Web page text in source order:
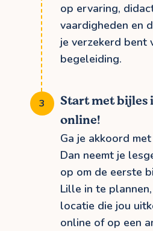
op ervaring,
vaardigheden en
je verzekerd bent
begeleiding.
Start met bijles
online!
Ga je akkoord
Dan neemt je
op om de eerste
Lille in te
locatie die jou
online of op een